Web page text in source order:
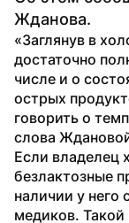
Жданова.
«Заглянув в
достаточно
числе и о
острых
говорить о
слова
Если владелец
безлактозные
наличии у него
медиков. Такой